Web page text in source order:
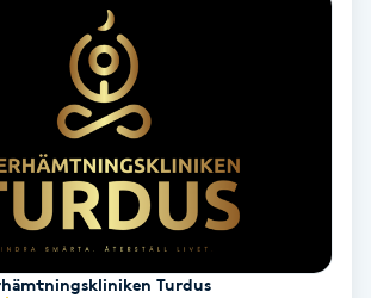
Turdus